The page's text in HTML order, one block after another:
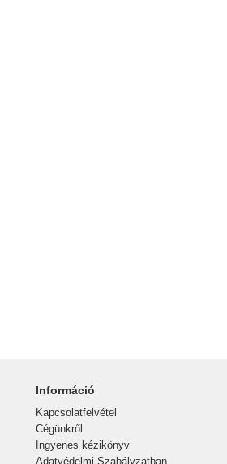
Információ
Kapcsolatfelvétel
Cégünkről
Ingyenes kézikönyv
Adatvédelmi Szabályzatban